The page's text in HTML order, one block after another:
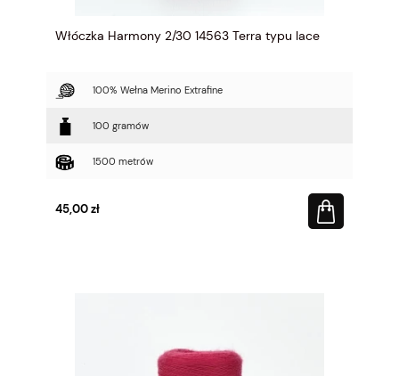
Włóczka Harmony 2/30 14563 Terra typu lace
100% Wełna Merino Extrafine
100 gramów
1500 metrów
45,00 zł